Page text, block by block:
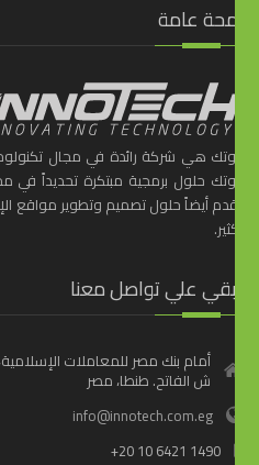
عامة
هي شركة رائدة في مجال
حلول برمجية مبتكرة تحديداً في مجال
أيضاً حلول تصميم وتطوير مواقع
علي تواصل معنا
أمام بنك مصر للمعاملات الإسلامية،
ش الفاتح. طنطا، مصر
info@innotech.com.eg
+20 10 6421 1490